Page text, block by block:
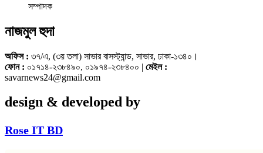
সম্পাদক
নাজমুল হুদা
অফিস : ৩৭/এ, (৩য় তলা) সাভার বাসস্ট্যান্ড, সাভার, ঢাকা-১৩৪০।
ফোন : ০১৭১৪-২৩৮৪৯০, ০১৯৭৪-২৩৮৪০০ | মেইল :
savarnews24@gmail.com
design & developed by
Rose IT BD